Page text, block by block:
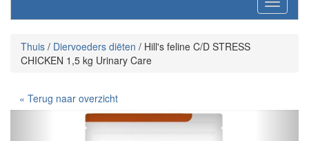
Thuis / Diervoeders diëten / Hill's feline C/D STRESS
CHICKEN 1,5 kg Urinary Care
« Terug naar overzicht